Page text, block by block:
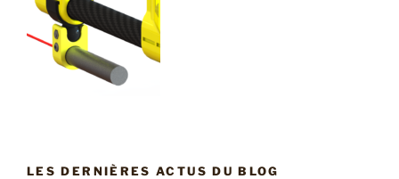
LES DERNIÈRES ACTUS DU BLOG